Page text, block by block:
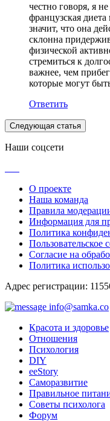
честно говоря, я
французская
значит, что она
склонна
физической
стремиться к
важнее, чем
которые могут
Ответить
Следующая статья
Наши соцсети
О проекте
Наша команда
Правила
Информация для
Политика
Пользовательское
Согласие на
Политика
Адрес регистрации:
info@samka.co
Красота и здоровье
Отношения
Психология
DIY
ееStory
Саморазвитие
Правильное
Советы психолога
Форум